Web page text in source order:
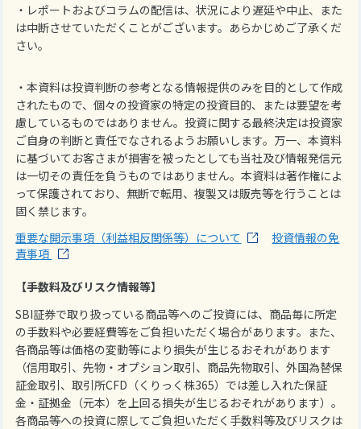
・レポートおよびコラムの配信は、状況により遅延や中止、また
は中断させていただくことがございます。あらかじめご了承くだ
さい。
・本資料は投資判断の参考となる情報提供のみを目的として作成
されたもので、個々の投資家の特定の投資目的、または要望を考
慮しているものではありません。投資に関する最終決定は投資家
ご自身の判断と責任でなされるようお願いします。万一、本資料
に基づいてお客さまが損害を被ったとしても当社及び情報発信元
は一切その責任を負うものではありません。本資料は著作権によ
って保護されており、無断で転用、複製又は販売等を行うことは
固く禁じます。
重要な開示事項（利益相反関係等）について
投資情報の免
責事項
【手数料及びリスク情報等】
SBI証券で取り扱っている商品等へのご投資には、商品毎に所定
の手数料や必要経費等をご負担いただく場合があります。また、
各商品等は価格の変動等により損失が生じるおそれがあります
（信用取引、先物・オプション取引、商品先物取引、外国為替保
証金取引、取引所CFD（くりっく株365）では差し入れた保証
金・証拠金（元本）を上回る損失が生じるおそれがあります）。
各商品等への投資に際してご負担いただく手数料等及びリスクは